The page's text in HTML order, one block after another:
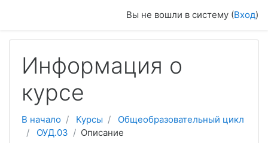
Вы не вошли в систему (Вход)
Информация о
курсе
В начало Курсы
Общеобразовательный цикл
ОУД.03
Описание